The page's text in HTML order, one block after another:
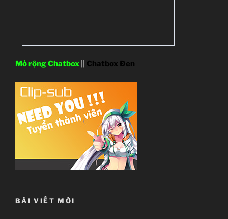
Mở rộng Chatbox Chatbox Đen
BÀI VIẾT MỚI